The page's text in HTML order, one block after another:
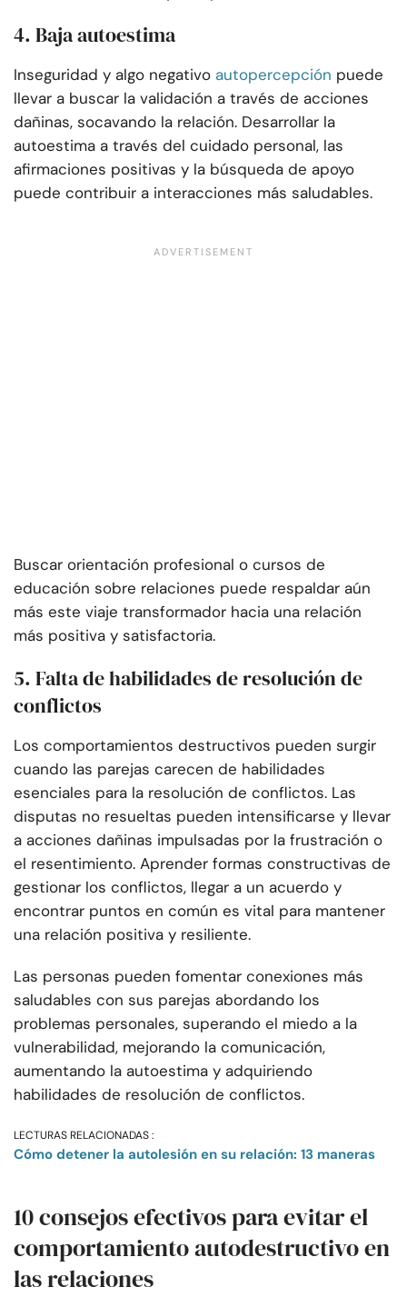
4. Baja autoestima
Inseguridad y algo negativo autopercepción puede
llevar a buscar la validación a través de acciones
dañinas, socavando la relación. Desarrollar la
autoestima a través del cuidado personal, las
afirmaciones positivas y la búsqueda de apoyo
puede contribuir a interacciones más saludables.
Buscar orientación profesional o cursos de
educación sobre relaciones puede respaldar aún
más este viaje transformador hacia una relación
más positiva y satisfactoria.
5. Falta de habilidades de resolución de
conflictos
Los comportamientos destructivos pueden surgir
cuando las parejas carecen de habilidades
esenciales para la resolución de conflictos. Las
disputas no resueltas pueden intensificarse y llevar
a acciones dañinas impulsadas por la frustración o
el resentimiento. Aprender formas constructivas de
gestionar los conflictos, llegar a un acuerdo y
encontrar puntos en común es vital para mantener
una relación positiva y resiliente.
Las personas pueden fomentar conexiones más
saludables con sus parejas abordando los
problemas personales, superando el miedo a la
vulnerabilidad, mejorando la comunicación,
aumentando la autoestima y adquiriendo
habilidades de resolución de conflictos.
LECTURAS RELACIONADAS :
Cómo detener la autolesión en su relación: 13 maneras
10 consejos efectivos para evitar el
comportamiento autodestructivo en
las relaciones